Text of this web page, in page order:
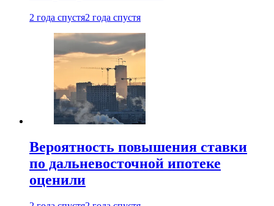
2 года спустя2 года спустя
Вероятность повышения ставки
по дальневосточной ипотеке
оценили